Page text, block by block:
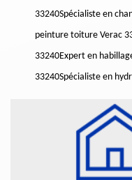
33240Spécialiste en
peinture toiture Verac
33240Expert en
33240Spécialiste en